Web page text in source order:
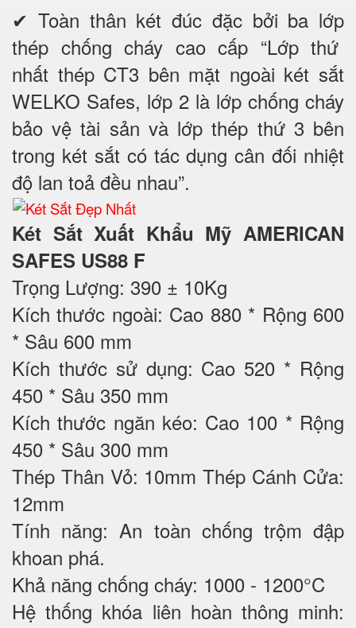
✔ Toàn thân két đúc đặc bởi ba lớp
thép chống cháy cao cấp “Lớp thứ
nhất thép CT3 bên mặt ngoài két sắt
WELKO Safes, lớp 2 là lớp chống cháy
bảo vệ tài sản và lớp thép thứ 3 bên
trong két sắt có tác dụng cân đối nhiệt
độ lan toả đều nhau”.
Két Sắt Xuất Khẩu Mỹ AMERICAN
SAFES US88 F
Trọng Lượng: 390 ± 10Kg
Kích thước ngoài: Cao 880 * Rộng 600
* Sâu 600 mm
Kích thước sử dụng: Cao 520 * Rộng
450 * Sâu 350 mm
Kích thước ngăn kéo: Cao 100 * Rộng
450 * Sâu 300 mm
Thép Thân Vỏ: 10mm Thép Cánh Cửa:
12mm
Tính năng: An toàn chống trộm đập
khoan phá.
Khả năng chống cháy: 1000 - 1200°C
Hệ thống khóa liên hoàn thông minh: